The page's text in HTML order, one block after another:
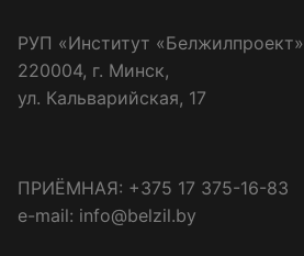
РУП «Институт «Белжилпроект»
220004, г. Минск,
ул. Кальварийская, 17
ПРИЁМНАЯ: +375 17 375-16-83
e-mail: info@belzil.by